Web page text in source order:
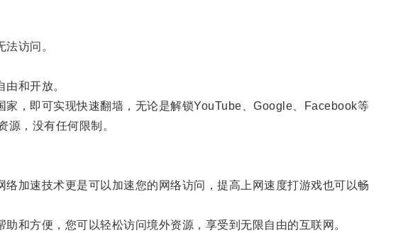
访问。
和开放。
，即可实现快速翻墙，无论是解锁YouTube、Google、Facebook等
，没有任何限制。
加速技术更是可以加速您的网络访问，提高上网速度打游戏也可以畅
方便，您可以轻松访问境外资源，享受到无限自由的互联网。